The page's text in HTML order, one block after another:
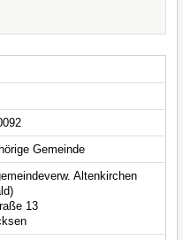
Gemeinde
Altenkirchen
13